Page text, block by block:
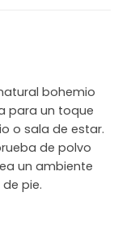
bohemio
para un toque
o sala de estar.
de polvo
un ambiente
pie.